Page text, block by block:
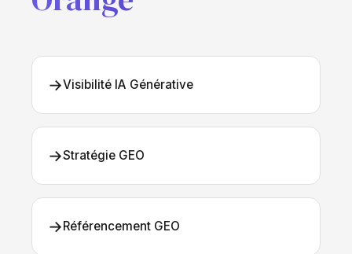
→Visibilité IA Générative
→Stratégie GEO
→Référencement GEO